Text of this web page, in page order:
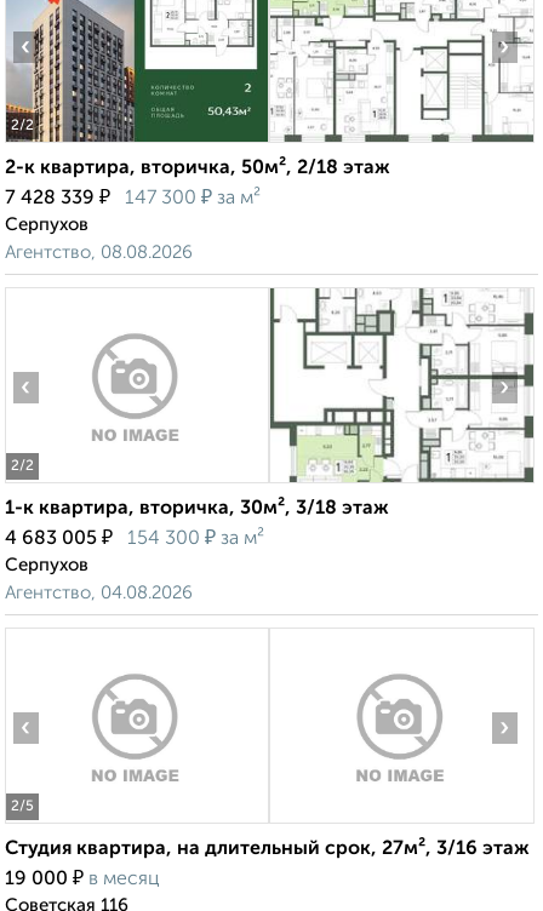
2/2
‹ ›
2-к квартира, вторичка, 50м², 2/18 этаж
7 428 339 ₽ 147 300 ₽ за м²
Серпухов
Агентство, 08.08.2026
2/2
‹ ›
1-к квартира, вторичка, 30м², 3/18 этаж
4 683 005 ₽ 154 300 ₽ за м²
Серпухов
Агентство, 04.08.2026
2/5
‹ ›
Студия квартира, на длительный срок, 27м², 3/16 этаж
19 000 ₽ в месяц
Советская 116